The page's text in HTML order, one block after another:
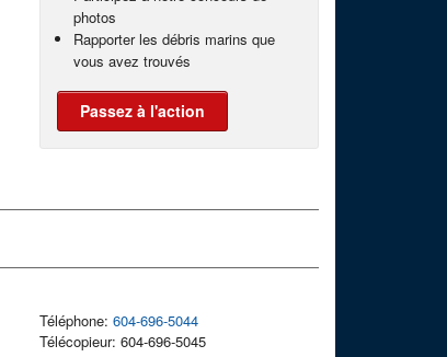
photos
Rapporter les débris marins que
vous avez trouvés
Passez à l'action
Téléphone: 604-696-5044
Télécopieur: 604-696-5045